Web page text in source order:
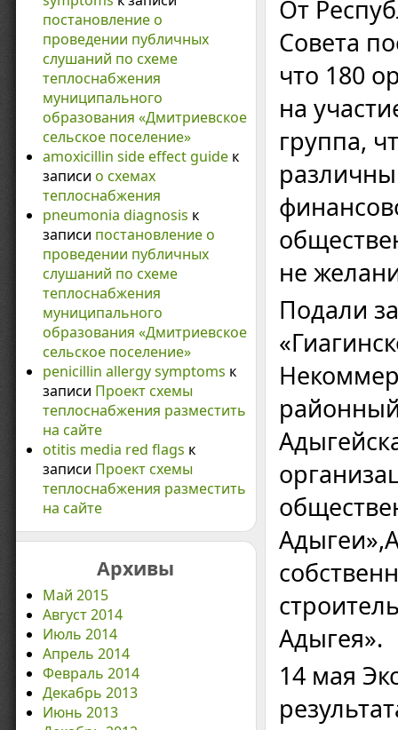
постановление о
проведении публичных
слушаний по схеме
теплоснабжения
муниципального
образования «Дмитриевское
сельское поселение»
amoxicillin side effect guideк
записи о схемах
теплоснабжения
pneumonia diagnosis к
записи постановление о
проведении публичных
слушаний по схеме
теплоснабжения
муниципального
образования «Дмитриевское
сельское поселение»
penicillin allergy symptoms к
записи Проект схемы
теплоснабжения разместить
на сайте
otitis media red flags к
записи Проект схемы
теплоснабжения разместить
на сайте
Архивы
Май 2015
Август 2014
Июль 2014
Апрель 2014
Февраль 2014
Декабрь 2013
Июнь 2013
От
Совета
что 180
на
группа,
не
Подали
Адыгея».
14 мая